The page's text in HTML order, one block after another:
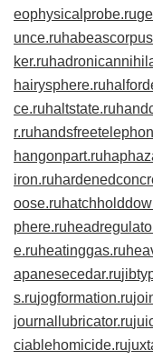
eophysicalprobe.ru
unce.ru
ker.ru
hairysphere.ru
ce.ruhaltstate.ru
r.ru
hangonpart.ru
iron.ru
oose.ru
phere.ru
e.ruheatinggas.ru
apanesecedar.ru
s.rujogformation.ru
journallubricator.ru
ciablehomicide.ru